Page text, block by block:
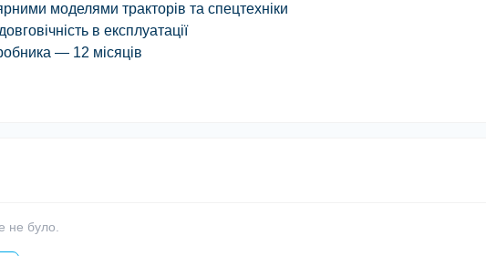
моделями тракторів та спецтехніки
в експлуатації
— 12 місяців
не було.